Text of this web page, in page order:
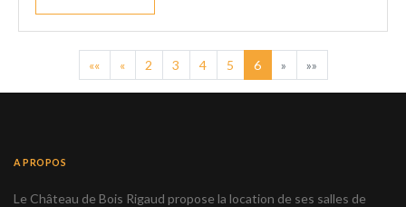
«« « 2 3 4 5 6 » »»
A PROPOS
Le Château de Bois Rigaud propose la location de ses salles de